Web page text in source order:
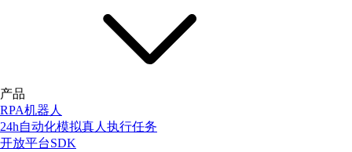
产品
RPA机器人
24h自动化模拟真人执行任务
开放平台SDK